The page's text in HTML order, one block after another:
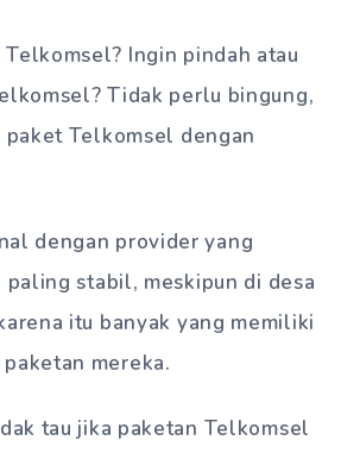
Ingin pindah atau
Tidak perlu bingung,
Telkomsel dengan
dengan provider yang
stabil, meskipun di desa
itu banyak yang memiliki
mereka.
tau jika paketan Telkomsel